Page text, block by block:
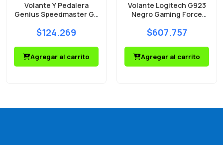
Volante Y Pedalera
Genius Speedmaster Gx
$124.269
Agregar al carrito
Volante Logitech G923
Negro Gaming Force
$607.757
Agregar al carrito